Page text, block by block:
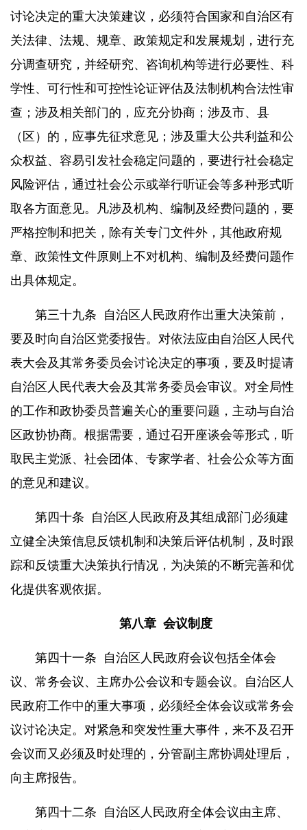
讨论决定的重大决策建议，必须符合国家和自治区有
关法律、法规、规章、政策规定和发展规划，进行充
分调查研究，并经研究、咨询机构等进行必要性、科
学性、可行性和可控性论证评估及法制机构合法性审
查；涉及相关部门的，应充分协商；涉及市、县
（区）的，应事先征求意见；涉及重大公共利益和公
众权益、容易引发社会稳定问题的，要进行社会稳定
风险评估，通过社会公示或举行听证会等多种形式听
取各方面意见。凡涉及机构、编制及经费问题的，要
严格控制和把关，除有关专门文件外，其他政府规
章、政策性文件原则上不对机构、编制及经费问题作
出具体规定。
第三十九条
自治区人民政府作出重大决策前，
要及时向自治区党委报告。对依法应由自治区人民代
表大会及其常务委员会讨论决定的事项，要及时提请
自治区人民代表大会及其常务委员会审议。对全局性
的工作和政协委员普遍关心的重要问题，主动与自治
区政协协商。根据需要，通过召开座谈会等形式，听
取民主党派、社会团体、专家学者、社会公众等方面
的意见和建议。
第四十条
自治区人民政府及其组成部门必须建
立健全决策信息反馈机制和决策后评估机制，及时跟
踪和反馈重大决策执行情况，为决策的不断完善和优
化提供客观依据。
第八章 会议制度
第四十一条
自治区人民政府会议包括全体会
议、常务会议、主席办公会议和专题会议。自治区人
民政府工作中的重大事项，必须经全体会议或常务会
议讨论决定。对紧急和突发性重大事件，来不及召开
会议而又必须及时处理的，分管副主席协调处理后，
向主席报告。
第四十二条
自治区人民政府全体会议由主席、